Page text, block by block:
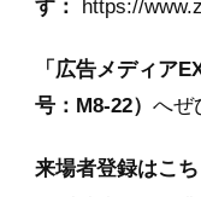
す：
https://
「広告メディア
号： M8-22） へぜ
来場者登録はこち